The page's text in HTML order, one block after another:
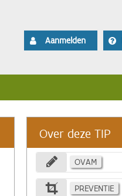
Aanmelden
Over deze TIP
OVAM
PREVENTIE